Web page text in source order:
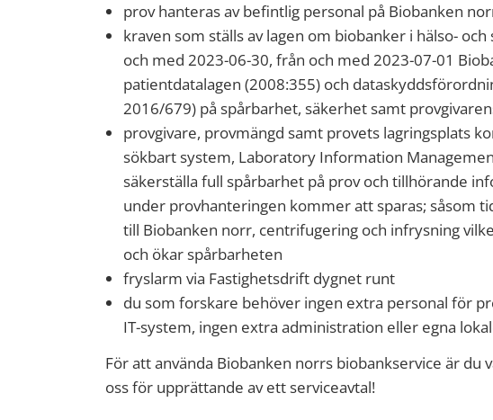
prov hanteras av befintlig personal på Biobanken
kraven som ställs av lagen om biobanker i hälso-
och med 2023-06-30, från och med 2023-07-01
patientdatalagen (2008:355) och
2016/679) på spårbarhet, säkerhet samt
provgivare, provmängd samt provets lagringsplats
sökbart system, Laboratory Information
säkerställa full spårbarhet på prov och tillhörande
under provhanteringen kommer att sparas; såsom
till Biobanken norr, centrifugering och infrysning
och ökar spårbarheten
fryslarm via Fastighetsdrift dygnet runt
du som forskare behöver ingen extra personal för
IT-system, ingen extra administration eller egna
För att använda Biobanken norrs biobankservice är du
oss för upprättande av ett serviceavtal!